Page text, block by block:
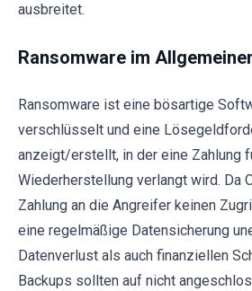
ausbreitet.
Ransomware im
Ransomware ist eine bösartige
verschlüsselt und eine
anzeigt/erstellt, in der eine Zahlung
Wiederherstellung verlangt wird. Da
Zahlung an die Angreifer keinen
eine regelmäßige Datensicherung
Datenverlust als auch finanziellen
Backups sollten auf nicht